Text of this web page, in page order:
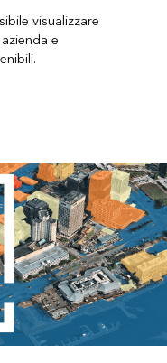
visualizzare
e